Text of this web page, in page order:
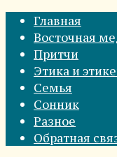
Главная
Восточная
Притчи
Этика и
Семья
Сонник
Разное
Обратная